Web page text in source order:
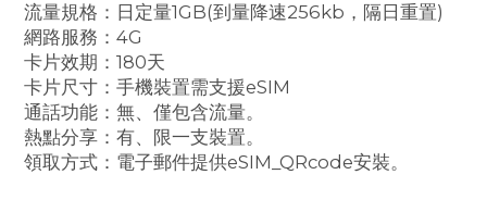
流量規格：日定量1GB(到量降速256kb，隔日重置)
網路服務：4G
卡片效期：180天
卡片尺寸：手機裝置需支援eSIM
通話功能：無、僅包含流量。
熱點分享：有、限一支裝置。
領取方式：電子郵件提供eSIM_QRcode安裝。